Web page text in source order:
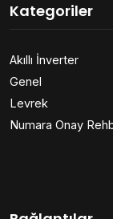
Kategoriler
Akıllı İnverter
Genel
Levrek
Numara Onay